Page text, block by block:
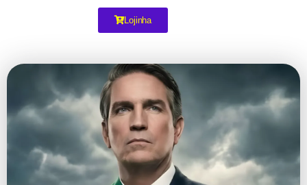
Lojinha